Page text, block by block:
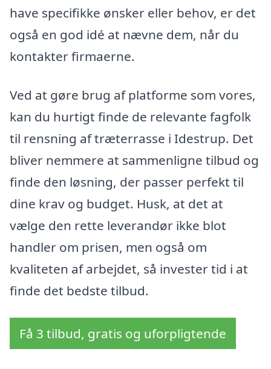
have specifikke ønsker eller behov, er det
også en god idé at nævne dem, når du
kontakter firmaerne.
Ved at gøre brug af platforme som vores,
kan du hurtigt finde de relevante fagfolk
til rensning af træterrasse i Idestrup. Det
bliver nemmere at sammenligne tilbud og
finde den løsning, der passer perfekt til
dine krav og budget. Husk, at det at
vælge den rette leverandør ikke blot
handler om prisen, men også om
kvaliteten af arbejdet, så invester tid i at
finde det bedste tilbud.
Få 3 tilbud, gratis og uforpligtende